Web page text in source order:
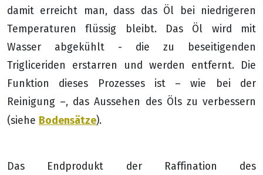
damit erreicht man, dass das Öl bei niedrigeren
Temperaturen flüssig bleibt. Das Öl wird mit
Wasser abgekühlt - die zu beseitigenden
Trigliceriden erstarren und werden entfernt. Die
Funktion dieses Prozesses ist – wie bei der
Reinigung –, das Aussehen des Öls zu verbessern
(siehe Bodensätze).
Das Endprodukt der Raffination des